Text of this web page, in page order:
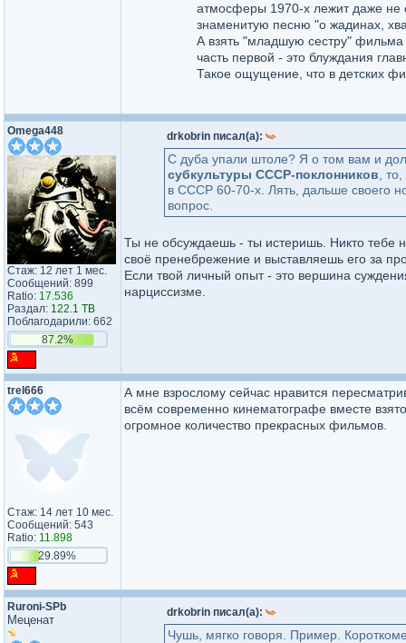
атмосферы 1970-х лежит даже не
знаменитую песню "о жадинах,
А взять "младшую сестру"
часть первой - это блуждания
Такое ощущение, что в детских
Omega448
Стаж: 12 лет 1 мес.
Сообщений: 899
Ratio: 17.536
Раздал: 122.1 TB
Поблагодарили: 662
87.2%
drkobrin писал(а):
С дуба упали штоле? Я о том вам и
субкультуры СССР-поклонников ,
в СССР 60-70-х. Лять, дальше своего
вопрос.
Ты не обсуждаешь - ты истеришь. Никто тебе
своё пренебрежение и выставляешь его за
Если твой личный опыт - это вершина
нарциссизме.
trel666
Стаж: 14 лет 10 мес.
Сообщений: 543
Ratio: 11.898
29.89%
А мне взрослому сейчас нравится
всём современно кинематографе вместе
огромное количество прекрасных фильмов.
Ruroni-SPb
Меценат
drkobrin писал(а):
Чушь, мягко говоря. Пример.